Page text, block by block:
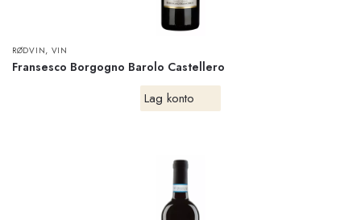
RØDVIN, VIN
Fransesco Borgogno Barolo Castellero
Lag konto